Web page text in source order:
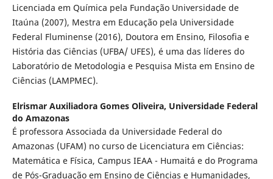
Licenciada em Química pela Fundação Universidade de
Itaúna (2007), Mestra em Educação pela Universidade
Federal Fluminense (2016), Doutora em Ensino, Filosofia e
História das Ciências (UFBA/ UFES), é uma das líderes do
Laboratório de Metodologia e Pesquisa Mista em Ensino de
Ciências (LAMPMEC).
Elrismar Auxiliadora Gomes Oliveira, Universidade Federal
do Amazonas
É professora Associada da Universidade Federal do
Amazonas (UFAM) no curso de Licenciatura em Ciências:
Matemática e Física, Campus IEAA - Humaitá e do Programa
de Pós-Graduação em Ensino de Ciências e Humanidades,